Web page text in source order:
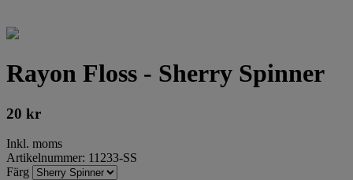
Rayon Floss - Sherry Spinner
20 kr
Inkl. moms
Artikelnummer: 11233-SS
Färg